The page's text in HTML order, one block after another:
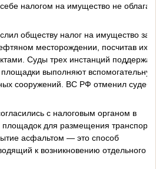
налогом на имущество не
обществу налог на имущество за
месторождении, посчитав их
Суды трех инстанций
выполняют вспомогательную
сооружений. ВС РФ отменил
с налоговым органом в
для размещения
асфальтом — это способ
к возникновению отдельного